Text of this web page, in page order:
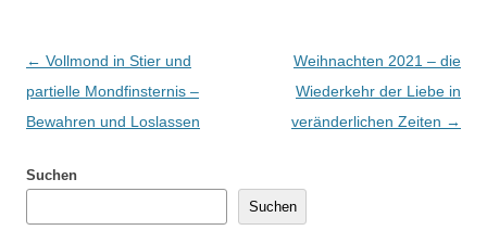
Beitragsnavigation
← Vollmond in Stier und
partielle Mondfinsternis –
Bewahren und Loslassen
Weihnachten 2021 – die
Wiederkehr der Liebe in
veränderlichen Zeiten →
Suchen
Suchen